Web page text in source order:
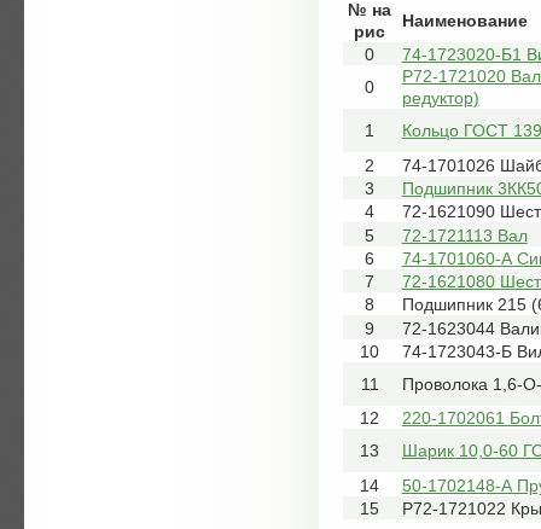
№ на
рис
Наименование
0
74-1723020-Б1
0
Р72-1721020
редуктор)
1
Кольцо ГОСТ
2
74-1701026
3
Подшипник
4
72-1621090
5
72-1721113 Вал
6
74-1701060-А
7
72-1621080
8
Подшипник 215
9
72-1623044
10
74-1723043-Б
11
Проволока 1,6-
12
220-1702061
13
Шарик 10,0-60
14
50-1702148-А
15
Р72-1721022